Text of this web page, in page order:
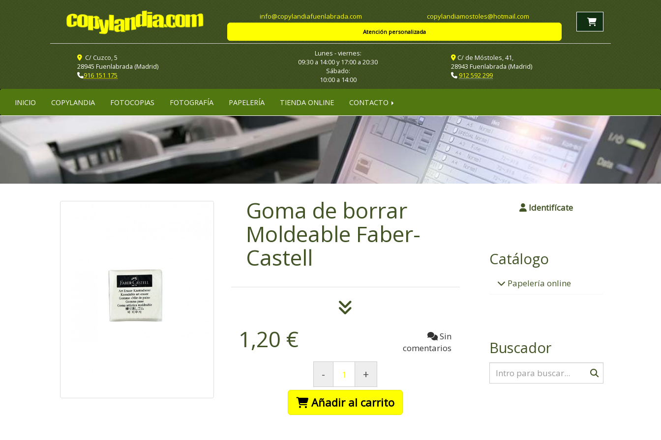
info copylandiafuenlabrada.com copylandiamostoles hotmail.com
Atención personalizada
C/ Cuzco, 5
28945 Fuenlabrada (Madrid)
916 151 175
Lunes - viernes:
09:30 a 14:00 y 17:00 a 20:30
Sábado:
10:00 a 14:00
C/ de Móstoles, 41,
28943 Fuenlabrada (Madrid)
912 592 299
INICIO COPYLANDIA FOTOCOPIAS FOTOGRAFÍA PAPELERÍA TIENDA ONLINE CONTACTO
Goma de borrar
Moldeable Faber-
Castell
1,20 €
Sin
comentarios
-
+
Añadir al carrito
Identifícate
Catálogo
Papelería online
Buscador